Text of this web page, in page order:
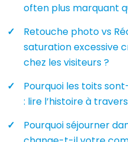
often plus marquant
Retouche photo vs
saturation excessive
chez les visiteurs ?
Pourquoi les toits
: lire l’histoire à
Pourquoi séjourner